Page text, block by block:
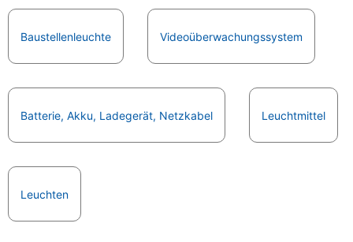
Baustellenleuchte Videoüberwachungssystem
Batterie, Akku, Ladegerät, Netzkabel Leuchtmittel
Leuchten